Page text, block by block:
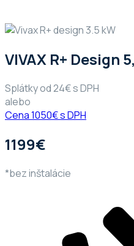
VIVAX R+ Design
Splátky od 24€ s DPH
alebo
Cena 1050€ s DPH
1199€
*bez inštalácie